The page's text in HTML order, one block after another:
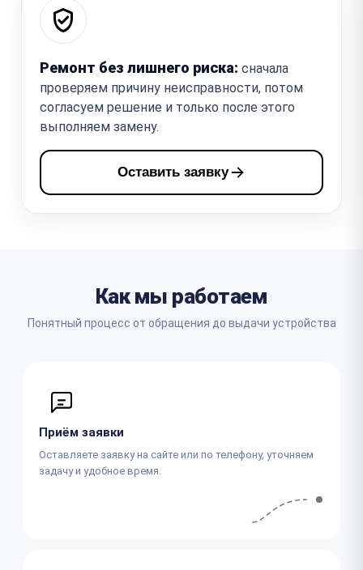
Ремонт без лишнего риска: сначала
проверяем причину неисправности, потом
согласуем решение и только после этого
выполняем замену.
Оставить заявку
Как мы работаем
Понятный процесс от обращения до выдачи устройства
Приём заявки
Оставляете заявку на сайте или по телефону, уточняем
задачу и удобное время.